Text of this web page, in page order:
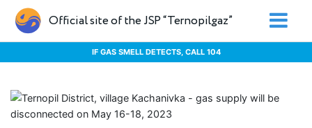
Official site of the JSP “Ternopilgaz”
IF GAS SMELL DETECTS, CALL 104